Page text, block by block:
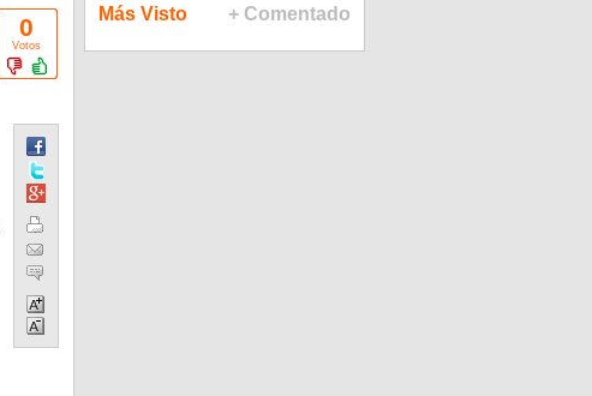
0
Votos
Más Visto + Comentado